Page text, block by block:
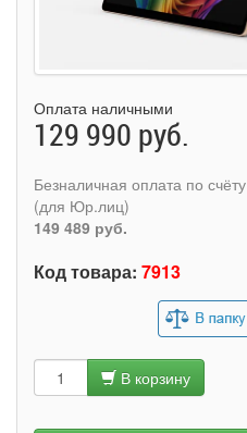
Оплата наличными
129 990 руб.
Безналичная оплата по счёту
(для Юр.лиц)
149 489 руб.
Код товара: 7913
В корзину